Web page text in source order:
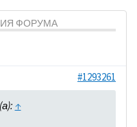
ФОРУМА
#1293261
↑